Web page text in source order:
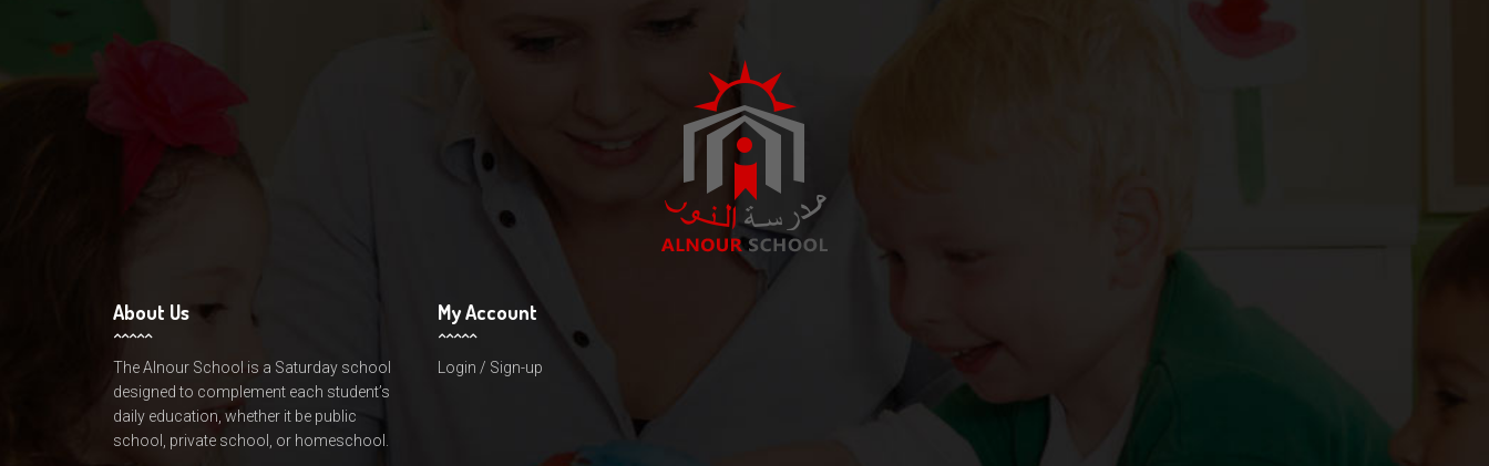
About Us
The Alnour School is a Saturday school
designed to complement each student’s
daily education, whether it be public
school, private school, or homeschool.
My Account
Login / Sign-up